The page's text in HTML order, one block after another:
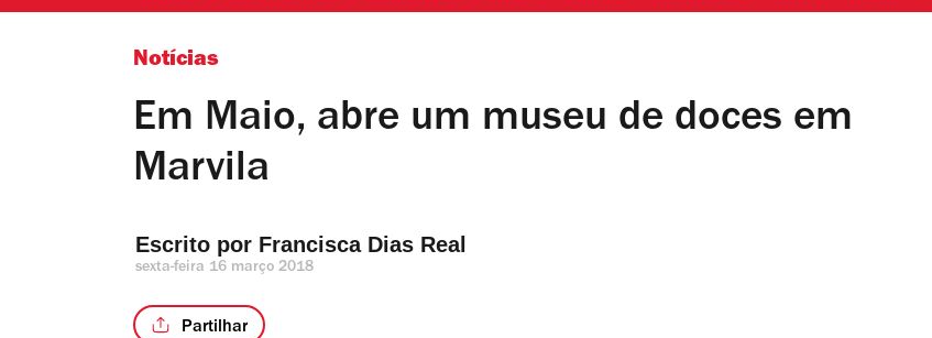
Notícias
Em Maio, abre um museu de doces em
Marvila
Escrito por Francisca Dias Real
sexta-feira 16 março 2018
Partilhar